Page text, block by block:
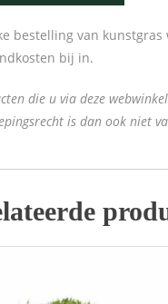
bestelling van
bij in.
die u via deze
is dan ook niet